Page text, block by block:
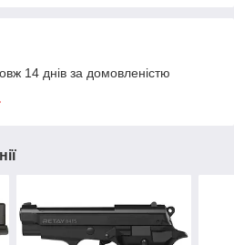
14 днів за домовленістю